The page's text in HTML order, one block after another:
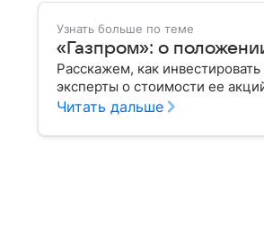
Узнать больше по теме
«Газпром»: о
Расскажем, как
эксперты о стоимости ее
Читать дальше